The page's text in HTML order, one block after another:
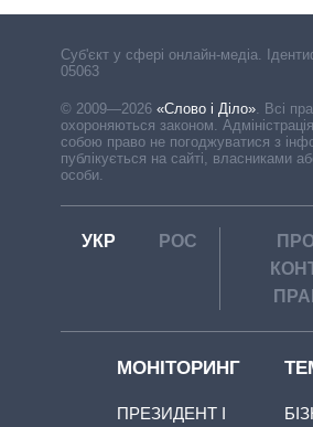
Cуб'єкт у сфері онлайн-медіа.
05063
© 2009—2026 «Слово і Діло». Всі
охороняються законом.
собою право не погоджуватися з
публікується на сайті, власниками
особи.
УКР РОС
МОНІТОРИНГ
ПРЕЗИДЕНТ І